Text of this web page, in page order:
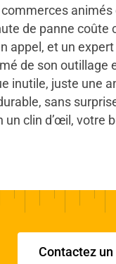
animés
de panne coûte
appel, et un expert
de son outillage
inutile, juste une
sans
clin d’œil, votre
Contactez